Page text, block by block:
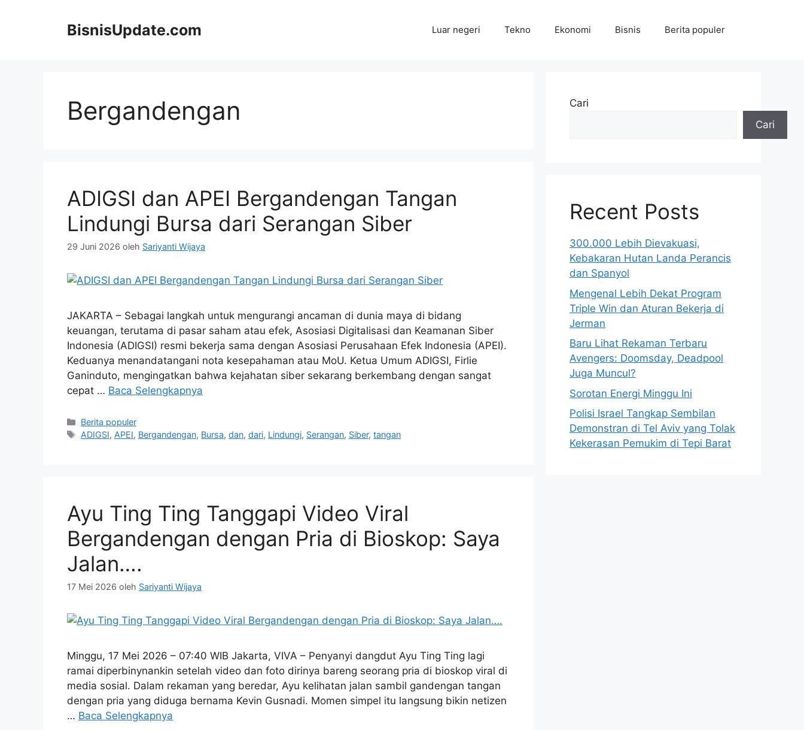
BisnisUpdate.com Luar negeri Tekno Ekonomi Bisnis Berita populer
Bergandengan
ADIGSI dan APEI Bergandengan Tangan
Lindungi Bursa dari Serangan Siber
29 Juni 2026 oleh Sariyanti Wijaya
JAKARTA – Sebagai langkah untuk mengurangi ancaman di dunia maya di bidang
keuangan, terutama di pasar saham atau efek, Asosiasi Digitalisasi dan Keamanan Siber
Indonesia (ADIGSI) resmi bekerja sama dengan Asosiasi Perusahaan Efek Indonesia (APEI).
Keduanya menandatangani nota kesepahaman atau MoU. Ketua Umum ADIGSI, Firlie
Ganinduto, mengingatkan bahwa kejahatan siber sekarang berkembang dengan sangat
cepat … Baca Selengkapnya
Kategori
Berita populer
Tag
ADIGSI, APEI, Bergandengan, Bursa,dan,dari, Lindungi, Serangan, Siber,tangan
Ayu Ting Ting Tanggapi Video Viral
Bergandengan dengan Pria di Bioskop: Saya
Jalan….
17 Mei 2026 oleh Sariyanti Wijaya
Minggu, 17 Mei 2026 – 07:40 WIB Jakarta, VIVA – Penyanyi dangdut Ayu Ting Ting lagi
ramai diperbinynankin setelah video dan foto dirinya bareng seorang pria di bioskop viral di
media sosial. Dalam rekaman yang beredar, Ayu kelihatan jalan sambil gandengan tangan
dengan pria yang diduga bernama Kevin Gusnadi. Momen simpel itu langsung bikin netizen
… Baca Selengkapnya
Cari
Cari
Recent Posts
300.000 Lebih Dievakuasi,
Kebakaran Hutan Landa Perancis
dan Spanyol
Mengenal Lebih Dekat Program
Triple Win dan Aturan Bekerja di
Jerman
Baru Lihat Rekaman Terbaru
Avengers: Doomsday, Deadpool
Juga Muncul?
Sorotan Energi Minggu Ini
Polisi Israel Tangkap Sembilan
Demonstran di Tel Aviv yang Tolak
Kekerasan Pemukim di Tepi Barat